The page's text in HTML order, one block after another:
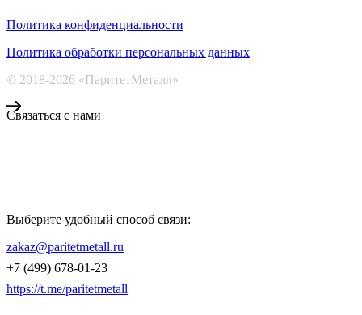
Политика конфиденциальности
Политика обработки персональных данных
© 2018-2026 «ПаритетМеталл»
Связаться с нами
Выберите удобный способ связи:
zakaz@paritetmetall.ru
+7 (499) 678-01-23
https://t.me/paritetmetall